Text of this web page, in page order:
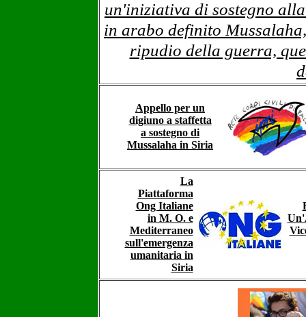
un'iniziativa di sostegno
in arabo definito
ripudio della guerra,
Appello per un
digiuno a staffetta
a sostegno di
Mussalaha in Siria
La
Piattaforma
Ong Italiane
in M. O. e
Mediterraneo
sull'emergenza
umanitaria in
Siria